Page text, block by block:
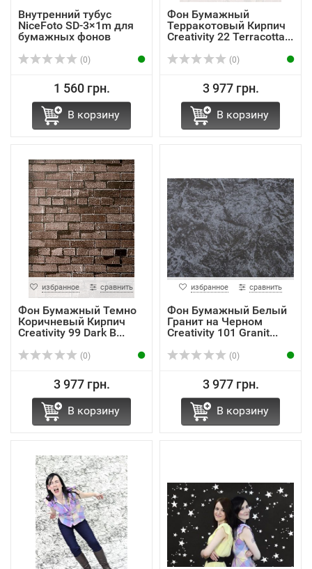
Внутренний тубус
NiceFoto SD-3×1m для
бумажных фонов
(0)
1 560 грн.
В корзину
Фон Бумажный
Терракотовый Кирпич
Creativity 22 Terracotta...
(0)
3 977 грн.
В корзину
избранное сравнить
Фон Бумажный Темно
Коричневый Кирпич
Creativity 99 Dark B...
(0)
3 977 грн.
В корзину
избранное сравнить
Фон Бумажный Белый
Гранит на Черном
Creativity 101 Granit...
(0)
3 977 грн.
В корзину